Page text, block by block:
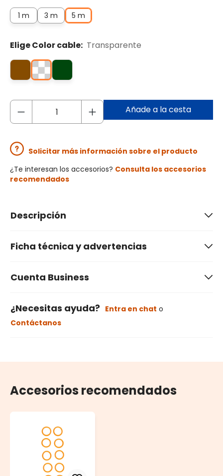
1 m 3 m 5 m
Elige Color cable: Transparente
Añade a la cesta
Solicitar más información sobre el producto
¿Te interesan los accesorios? Consulta los accesorios
recomendados
Descripción
Ficha técnica y advertencias
Cuenta Business
¿Necesitas ayuda? Entra en chat o
Contáctanos
Accesorios recomendados